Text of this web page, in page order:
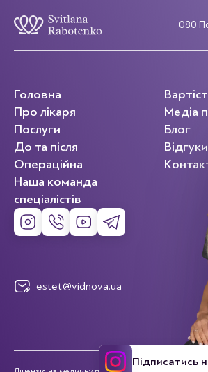
080
Головна
Про лікаря
Послуги
До та після
Операційна
Наша команда
спеціалістів
Медіа
Блог
Відгуки
estet@vidnova.ua
Підписатись